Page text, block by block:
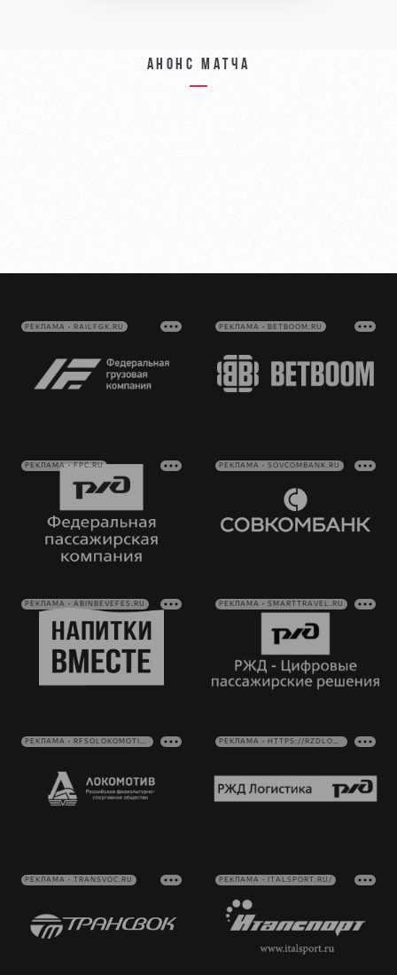
Анонс матча
РЕКЛАМА • RAILFGK.RU РЕКЛАМА • BETBOOM.RU
РЕКЛАМА • FPC.RU РЕКЛАМА • SOVCOMBANK.RU
РЕКЛАМА • ABINBEVEFES.RU РЕКЛАМА • SMARTTRAVEL.RU
РЕКЛАМА • RFSOLOKOMOTIV.RU РЕКЛАМА • HTTPS://RZDLOG.RU/
РЕКЛАМА • TRANSVOC.RU РЕКЛАМА • ITALSPORT.RU/